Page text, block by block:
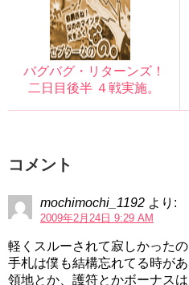
バグバグ・リターンズ！
二日目後半 ４戦実施。
コメント
mochimochi_1192 より:
2009年2月24日 9:29 AM
軽くスルーされて寂しかった
手札は僕も結構忘れてる時が
領地とか、護符とかボーナス